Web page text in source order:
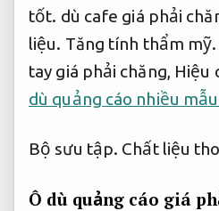
tốt. dù cafe giá phải
liệu. Tăng tính thẩm mỹ.
tay giá phải chăng, Hiệu
dù quảng cáo nhiều
Bộ sưu tập. Chất liệu
Ô dù quảng cáo giá